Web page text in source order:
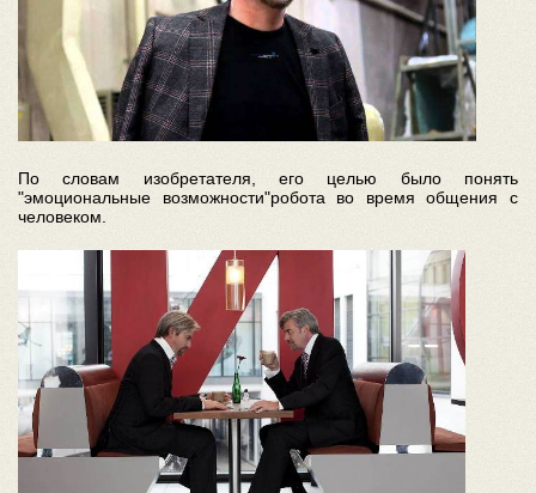
По словам изобретателя, его целью было понять
"эмоциональные возможности"робота во время общения с
человеком.